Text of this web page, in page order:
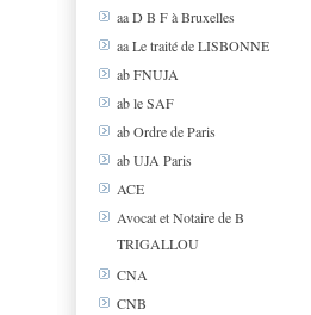
aa D B F à Bruxelles
aa Le traité de LISBONNE
ab FNUJA
ab le SAF
ab Ordre de Paris
ab UJA Paris
ACE
Avocat et Notaire de B
TRIGALLOU
CNA
CNB